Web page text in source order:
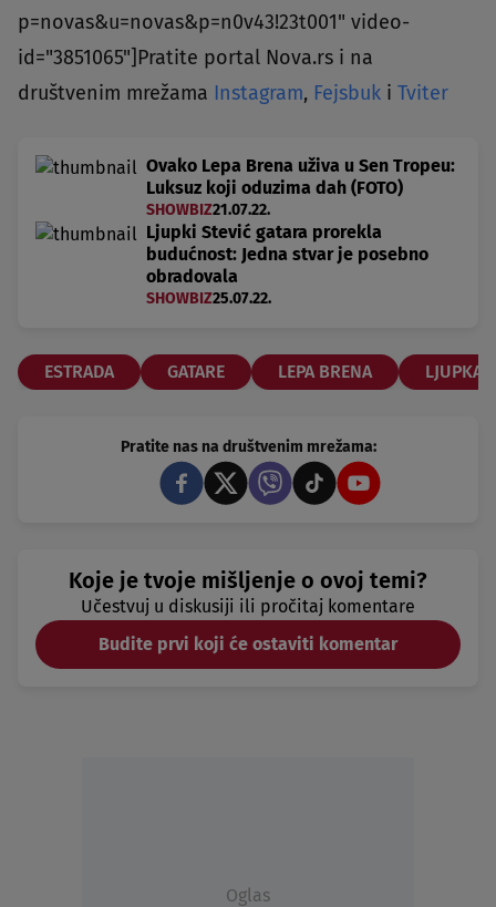
p=novas&u=novas&p=n0v43!23t001" video-
id="3851065"]Pratite portal Nova.rs i na
društvenim mrežama Instagram, Fejsbuk i Tviter
Ovako Lepa Brena uživa u Sen Tropeu:
Luksuz koji oduzima dah (FOTO)
SHOWBIZ21.07.22.
Ljupki Stević gatara prorekla
budućnost: Jedna stvar je posebno
obradovala
SHOWBIZ25.07.22.
ESTRADA GATARE LEPA BRENA LJUPKA
Pratite nas na društvenim mrežama:
Koje je tvoje mišljenje o ovoj temi?
Učestvuj u diskusiji ili pročitaj komentare
Budite prvi koji će ostaviti komentar
Oglas